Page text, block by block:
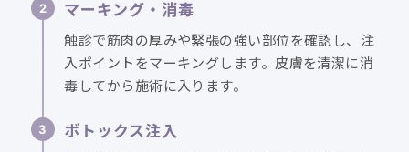
マーキング・消毒
触診で筋肉の厚みや緊張の強い部位を確認し、注
入ポイントをマーキングします。皮膚を清潔に消
毒してから施術に入ります。
ボトックス注入